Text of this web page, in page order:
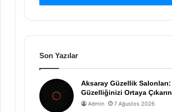
Son Yazılar
Aksaray Güzellik Salonları:
Güzelliğinizi Ortaya Çıkarın
Admin 7 Ağustos 2026